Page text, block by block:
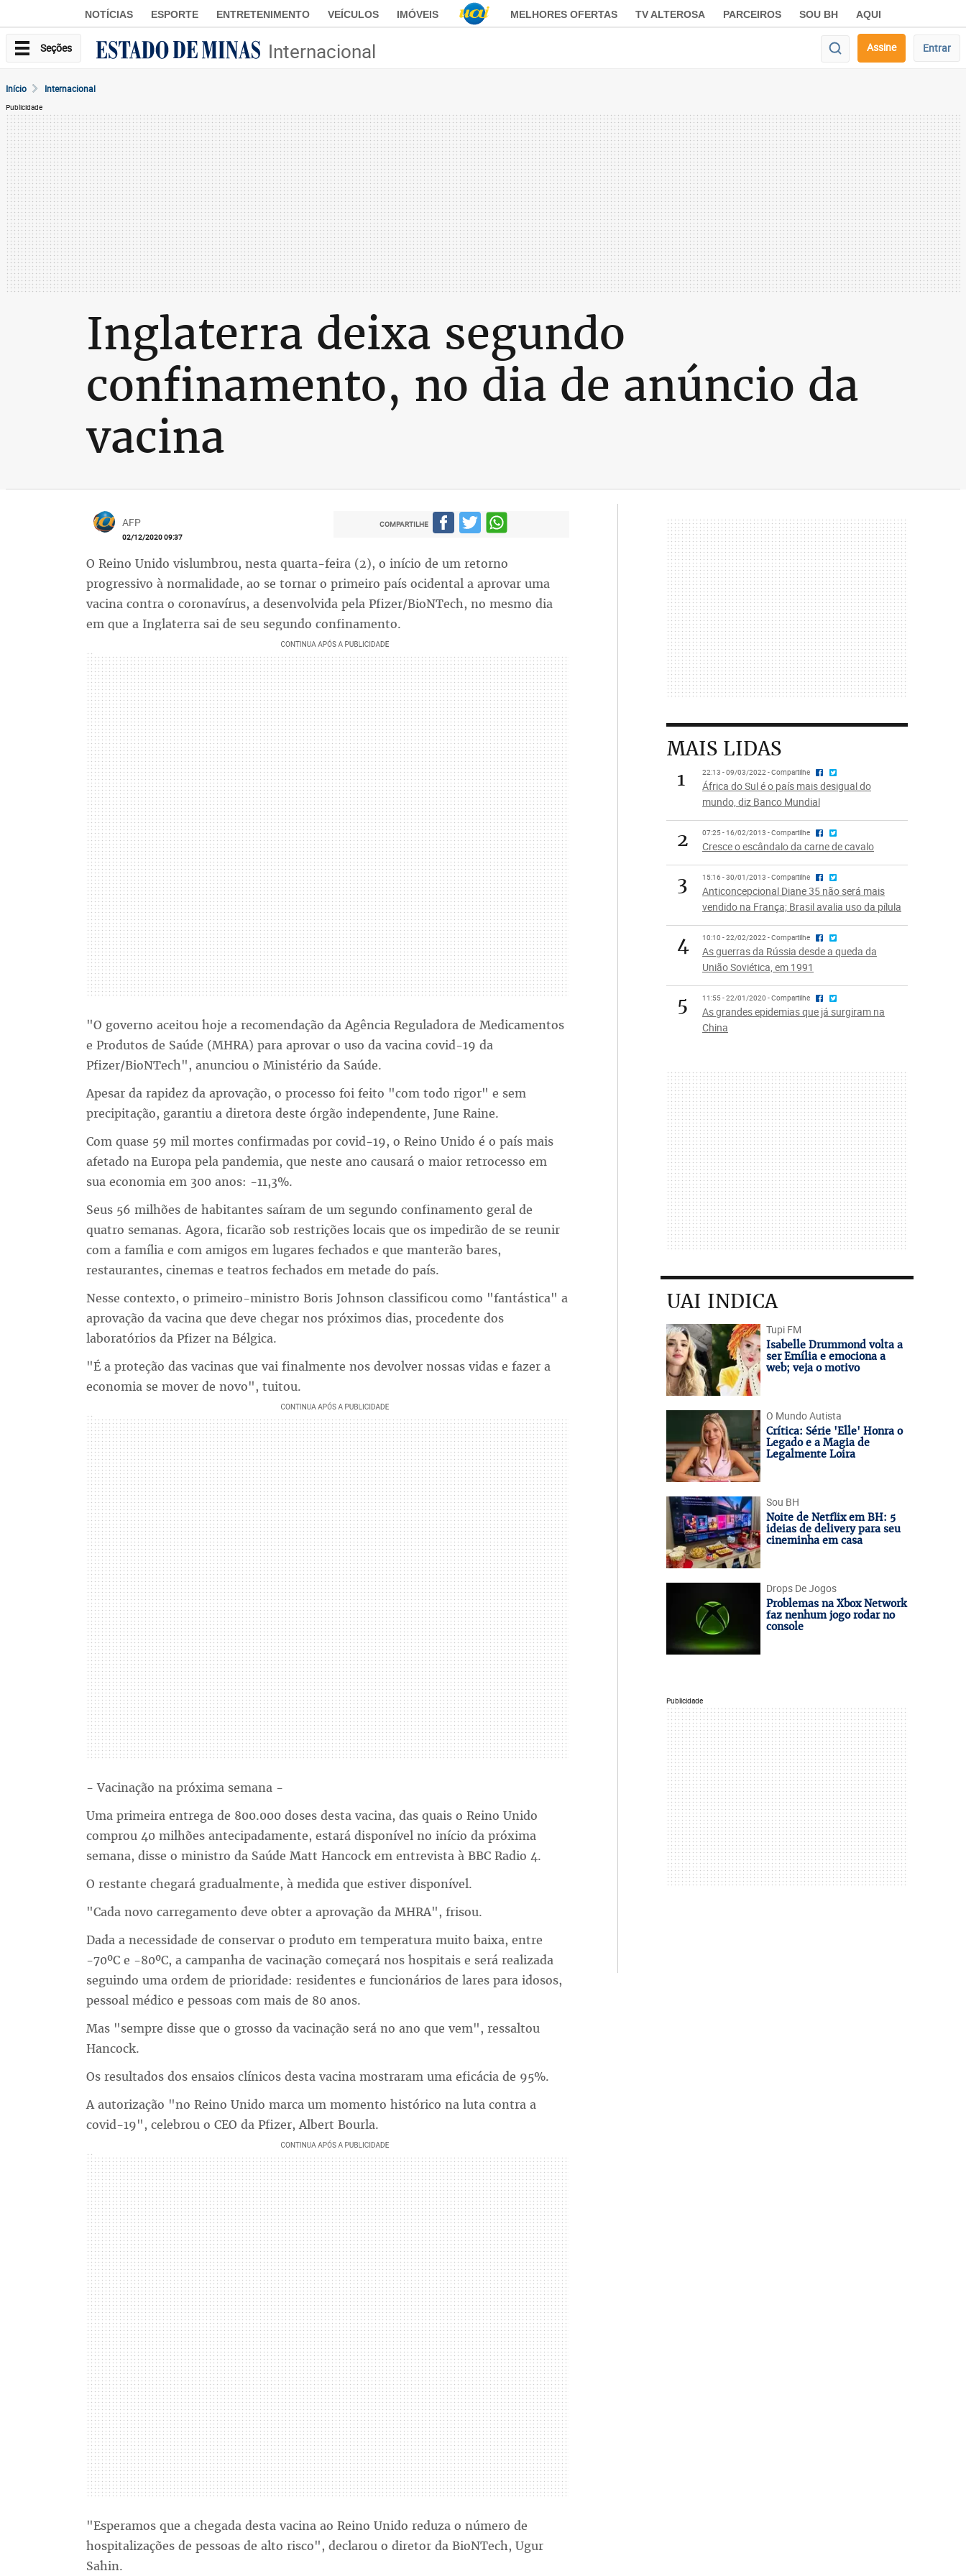
NOTÍCIAS ESPORTE ENTRETENIMENTO VEÍCULOS IMÓVEIS MELHORES OFERTAS TV ALTEROSA PARCEIROS SOU BH AQUI
Seções Internacional Assine Entrar
Início Internacional
Publicidade
Inglaterra deixa segundo
confinamento, no dia de anúncio da
vacina
AFP
02/12/2020 09:37
COMPARTILHE
O Reino Unido vislumbrou, nesta quarta-feira (2), o início de um retorno
progressivo à normalidade, ao se tornar o primeiro país ocidental a aprovar uma
vacina contra o coronavírus, a desenvolvida pela Pfizer/BioNTech, no mesmo dia
em que a Inglaterra sai de seu segundo confinamento.
"O governo aceitou hoje a recomendação da Agência Reguladora de Medicamentos
e Produtos de Saúde (MHRA) para aprovar o uso da vacina covid-19 da
Pfizer/BioNTech", anunciou o Ministério da Saúde.
Apesar da rapidez da aprovação, o processo foi feito "com todo rigor" e sem
precipitação, garantiu a diretora deste órgão independente, June Raine.
Com quase 59 mil mortes confirmadas por covid-19, o Reino Unido é o país mais
afetado na Europa pela pandemia, que neste ano causará o maior retrocesso em
sua economia em 300 anos: -11,3%.
Seus 56 milhões de habitantes saíram de um segundo confinamento geral de
quatro semanas. Agora, ficarão sob restrições locais que os impedirão de se reunir
com a família e com amigos em lugares fechados e que manterão bares,
restaurantes, cinemas e teatros fechados em metade do país.
Nesse contexto, o primeiro-ministro Boris Johnson classificou como "fantástica" a
aprovação da vacina que deve chegar nos próximos dias, procedente dos
laboratórios da Pfizer na Bélgica.
"É a proteção das vacinas que vai finalmente nos devolver nossas vidas e fazer a
economia se mover de novo", tuitou.
- Vacinação na próxima semana -
Uma primeira entrega de 800.000 doses desta vacina, das quais o Reino Unido
comprou 40 milhões antecipadamente, estará disponível no início da próxima
semana, disse o ministro da Saúde Matt Hancock em entrevista à BBC Radio 4.
O restante chegará gradualmente, à medida que estiver disponível.
"Cada novo carregamento deve obter a aprovação da MHRA", frisou.
Dada a necessidade de conservar o produto em temperatura muito baixa, entre
-70ºC e -80ºC, a campanha de vacinação começará nos hospitais e será realizada
seguindo uma ordem de prioridade: residentes e funcionários de lares para idosos,
pessoal médico e pessoas com mais de 80 anos.
Mas "sempre disse que o grosso da vacinação será no ano que vem", ressaltou
Hancock.
Os resultados dos ensaios clínicos desta vacina mostraram uma eficácia de 95%.
A autorização "no Reino Unido marca um momento histórico na luta contra a
covid-19", celebrou o CEO da Pfizer, Albert Bourla.
"Esperamos que a chegada desta vacina ao Reino Unido reduza o número de
hospitalizações de pessoas de alto risco", declarou o diretor da BioNTech, Ugur
Sahin.
MAIS LIDAS
1
22:13 - 09/03/2022 - Compartilhe
África do Sul é o país mais desigual do
mundo, diz Banco Mundial
2 07:25 - 16/02/2013 - Compartilhe
Cresce o escândalo da carne de cavalo
3 15:16 - 30/01/2013 - Compartilhe
Anticoncepcional Diane 35 não será mais
vendido na França; Brasil avalia uso da pílula
4 10:10 - 22/02/2022 - Compartilhe
As guerras da Rússia desde a queda da
União Soviética, em 1991
5 11:55 - 22/01/2020 - Compartilhe
As grandes epidemias que já surgiram na
China
UAI INDICA
Tupi FM
Isabelle Drummond volta a
ser Emília e emociona a
web; veja o motivo
O Mundo Autista
Crítica: Série 'Elle' Honra o
Legado e a Magia de
Legalmente Loira
Sou BH
Noite de Netflix em BH: 5
ideias de delivery para seu
cineminha em casa
Drops De Jogos
Problemas na Xbox Network
faz nenhum jogo rodar no
console
Publicidade